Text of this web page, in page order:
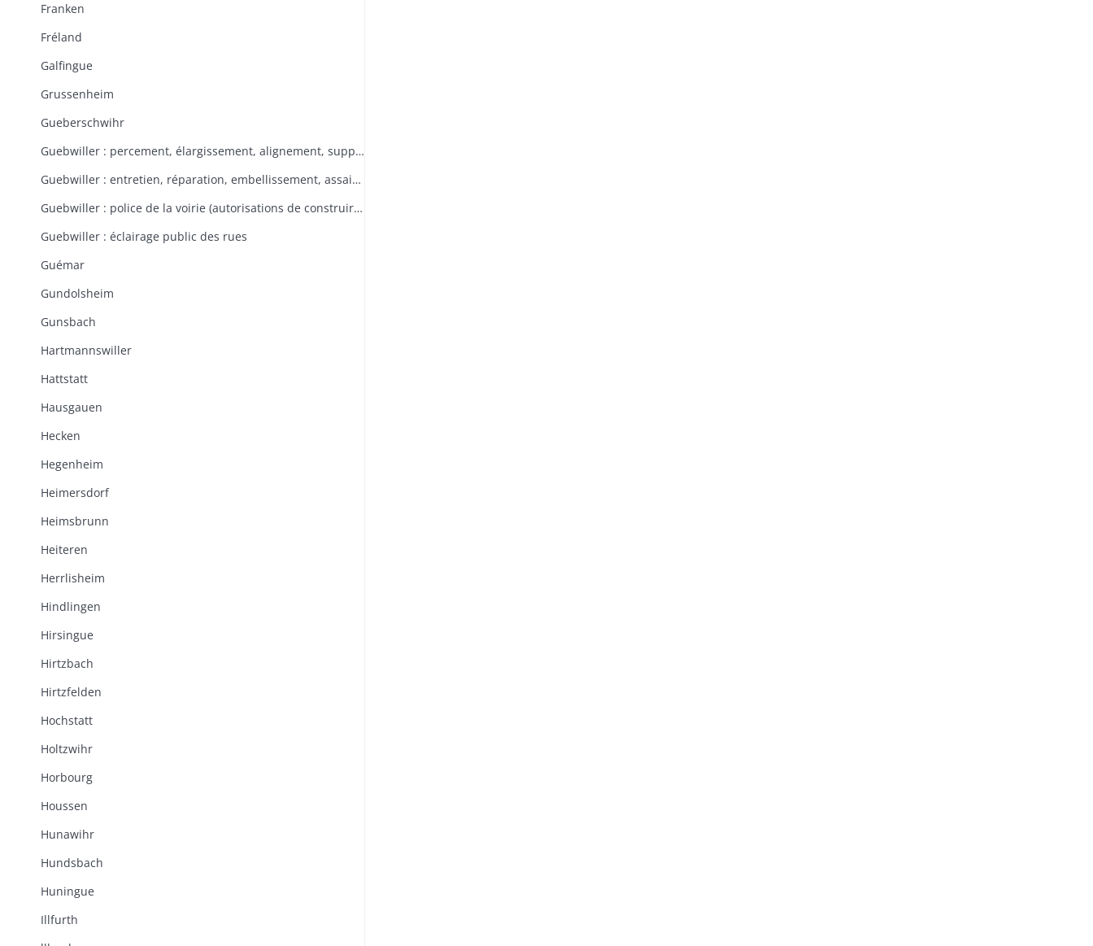
Franken
Fréland
Galfingue
Grussenheim
Gueberschwihr
Guebwiller : percement, élargissement, alignement, suppression de rues et places
Guebwiller : entretien, réparation, embellissement, assainissement des rues et places
Guebwiller : police de la voirie (autorisations de construire, tolérances, contraventions, délits, servitudes)
Guebwiller : éclairage public des rues
Guémar
Gundolsheim
Gunsbach
Hartmannswiller
Hattstatt
Hausgauen
Hecken
Hegenheim
Heimersdorf
Heimsbrunn
Heiteren
Herrlisheim
Hindlingen
Hirsingue
Hirtzbach
Hirtzfelden
Hochstatt
Holtzwihr
Horbourg
Houssen
Hunawihr
Hundsbach
Huningue
Illfurth